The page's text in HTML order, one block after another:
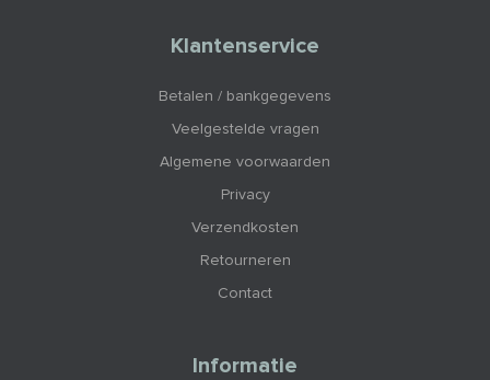
Klantenservice
Betalen / bankgegevens
Veelgestelde vragen
Algemene voorwaarden
Privacy
Verzendkosten
Retourneren
Contact
Informatie